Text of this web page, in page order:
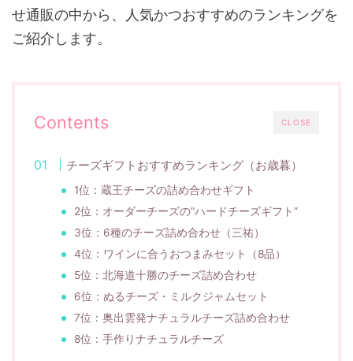
せ通販の中から、人気かつおすすめのランキングを
ご紹介します。
CLOSE
Contents
チーズギフトおすすめランキング（お歳暮）
1位：蔵王チーズの詰め合わせギフト
2位：オーダーチーズの”ハードチーズギフト”
3位：6種のチーズ詰め合わせ（三祐）
4位：ワインに合うおつまみセット（8品）
5位：北海道十勝のチーズ詰め合わせ
6位：ぬるチーズ・ミルクジャムセット
7位：奥出雲発ナチュラルチーズ詰め合わせ
8位：手作りナチュラルチーズ